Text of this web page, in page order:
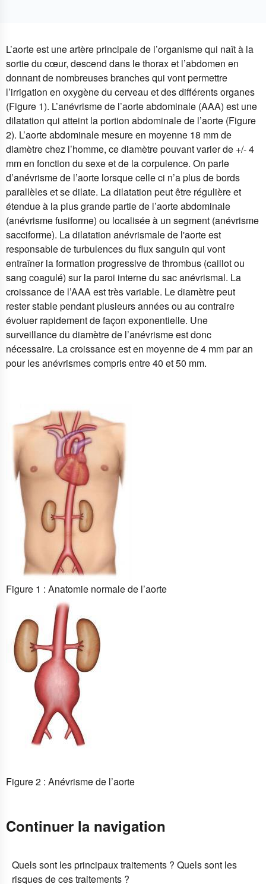
L’aorte est une artère principale de l’organisme qui naît à la
sortie du cœur, descend dans le thorax et l’abdomen en
donnant de nombreuses branches qui vont permettre
l’irrigation en oxygène du cerveau et des différents organes
(Figure 1). L’anévrisme de l’aorte abdominale (AAA) est une
dilatation qui atteint la portion abdominale de l’aorte (Figure
2). L’aorte abdominale mesure en moyenne 18 mm de
diamètre chez l’homme, ce diamètre pouvant varier de +/- 4
mm en fonction du sexe et de la corpulence. On parle
d’anévrisme de l’aorte lorsque celle ci n’a plus de bords
parallèles et se dilate. La dilatation peut être régulière et
étendue à la plus grande partie de l’aorte abdominale
(anévrisme fusiforme) ou localisée à un segment (anévrisme
sacciforme). La dilatation anévrismale de l'aorte est
responsable de turbulences du flux sanguin qui vont
entraîner la formation progressive de thrombus (caillot ou
sang coagulé) sur la paroi interne du sac anévrismal. La
croissance de l’AAA est très variable. Le diamètre peut
rester stable pendant plusieurs années ou au contraire
évoluer rapidement de façon exponentielle. Une
surveillance du diamètre de l’anévrisme est donc
nécessaire. La croissance est en moyenne de 4 mm par an
pour les anévrismes compris entre 40 et 50 mm.
Figure 1 : Anatomie normale de l’aorte
Figure 2 : Anévrisme de l’aorte
Continuer la navigation
Quels sont les principaux traitements ? Quels sont les
risques de ces traitements ?